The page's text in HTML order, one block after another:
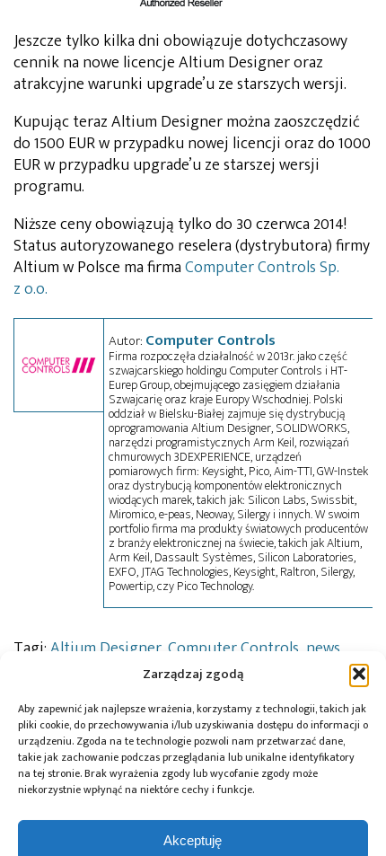
Zarządzaj zgodą
Aby zapewnić jak najlepsze wrażenia, korzystamy z technologii, takich jak
pliki cookie, do przechowywania i/lub uzyskiwania dostępu do informacji o
urządzeniu. Zgoda na te technologie pozwoli nam przetwarzać dane,
takie jak zachowanie podczas przeglądania lub unikalne identyfikatory
na tej stronie. Brak wyrażenia zgody lub wycofanie zgody może
niekorzystnie wpłynąć na niektóre cechy i funkcje.
Akceptuję
Jeszcze tylko kilka dni obowiązuje dotychczasowy
cennik na nowe licencje Altium Designer oraz
atrakcyjne warunki upgrade’u ze starszych wersji.
Kupując teraz Altium Designer można zaoszczędzić
do 1500 EUR w przypadku nowej licencji oraz do 1000
EUR w przypadku upgrade’u ze starszej wersji
programu.
Niższe ceny obowiązują tylko do 30 czerwca 2014!
Status autoryzowanego reselera (dystrybutora) firmy
Altium w Polsce ma firmaComputer Controls Sp.
z o.o.
Autor: Computer Controls
Firma rozpoczęła działalność w 2013r. jako część
szwajcarskiego holdingu Computer Controls i HT-
Eurep Group, obejmującego zasięgiem działania
Szwajcarię oraz kraje Europy Wschodniej. Polski
oddział w Bielsku-Białej zajmuje się dystrybucją
oprogramowania Altium Designer, SOLIDWORKS,
narzędzi programistycznych Arm Keil, rozwiązań
chmurowych 3DEXPERIENCE, urządzeń
pomiarowych firm: Keysight, Pico, Aim-TTI, GW-Instek
oraz dystrybucją komponentów elektronicznych
wiodących marek, takich jak: Silicon Labs, Swissbit,
Miromico, e-peas, Neoway, Silergy i innych. W swoim
portfolio firma ma produkty światowych producentów
z branży elektronicznej na świecie, takich jak Altium,
Arm Keil, Dassault Systèmes, Silicon Laboratories,
EXFO, JTAG Technologies, Keysight, Raltron, Silergy,
Powertip, czy Pico Technology.
Tagi: Altium Designer, Computer Controls news
Przeczytaj również:
Würth Elektronik